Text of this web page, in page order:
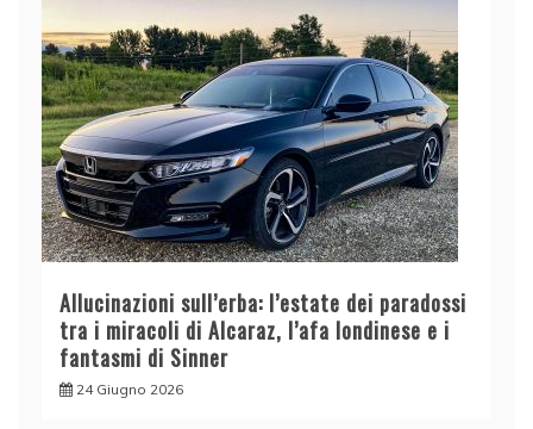
Allucinazioni sull’erba: l’estate dei paradossi
tra i miracoli di Alcaraz, l’afa londinese e i
fantasmi di Sinner
24 Giugno 2026